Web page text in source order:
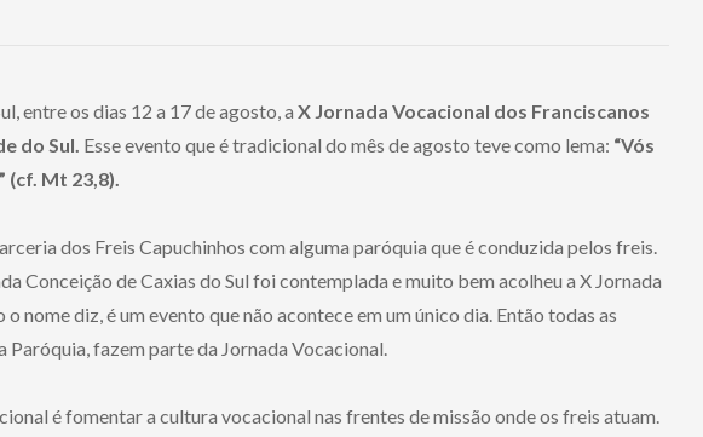
entre os dias 12 a 17 de agosto, a X Jornada Vocacional dos Franciscanos
do Sul. Esse evento que é tradicional do mês de agosto teve como lema: “Vós
(cf. Mt 23,8).
dos Freis Capuchinhos com alguma paróquia que é conduzida pelos freis.
Conceição de Caxias do Sul foi contemplada e muito bem acolheu a X Jornada
nome diz, é um evento que não acontece em um único dia. Então todas as
Paróquia, fazem parte da Jornada Vocacional.
é fomentar a cultura vocacional nas frentes de missão onde os freis atuam.